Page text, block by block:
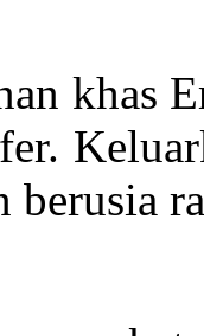
khas
berusia